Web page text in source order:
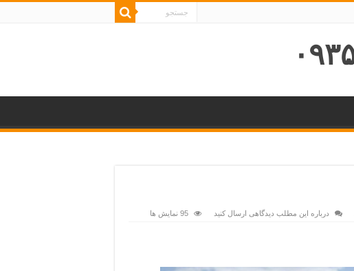
درباره این مطلب دیدگاهی ارسال کنید 95 نمایش ها